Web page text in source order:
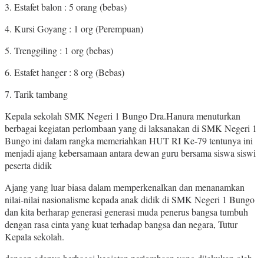
3. Estafet balon : 5 orang (bebas)
4. Kursi Goyang : 1 org (Perempuan)
5. Trenggiling : 1 org (bebas)
6. Estafet hanger : 8 org (Bebas)
7. Tarik tambang
Kepala sekolah SMK Negeri 1 Bungo Dra.Hanura menuturkan
berbagai kegiatan perlombaan yang di laksanakan di SMK Negeri 1
Bungo ini dalam rangka memeriahkan HUT RI Ke-79 tentunya ini
menjadi ajang kebersamaan antara dewan guru bersama siswa siswi
peserta didik
Ajang yang luar biasa dalam memperkenalkan dan menanamkan
nilai-nilai nasionalisme kepada anak didik di SMK Negeri 1 Bungo
dan kita berharap generasi generasi muda penerus bangsa tumbuh
dengan rasa cinta yang kuat terhadap bangsa dan negara, Tutur
Kepala sekolah.